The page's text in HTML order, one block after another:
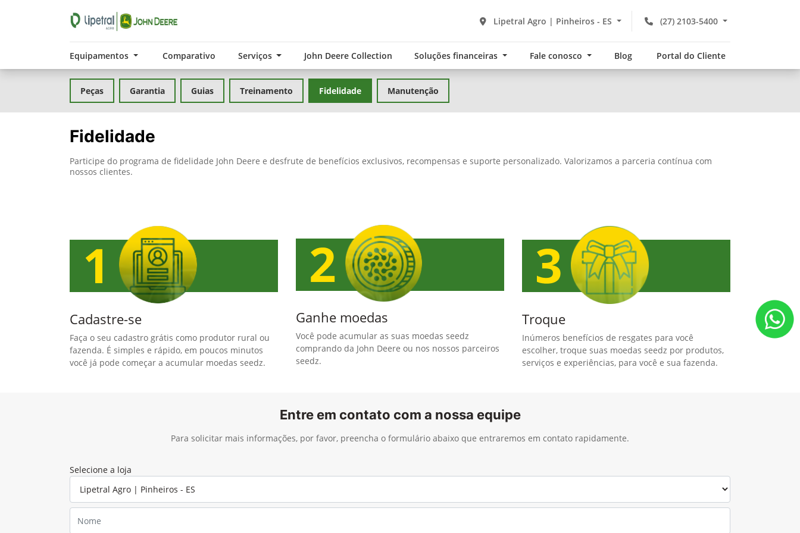
(27) 2103-5400
Lipetral Agro | Pinheiros - ES
Equipamentos Comparativo Serviços John Deere Collection Soluções financeiras Fale conosco Blog Portal do Cliente
Peças Garantia Guias Treinamento Fidelidade Manutenção
Fidelidade
Participe do programa de fidelidade John Deere e desfrute de benefícios exclusivos, recompensas e suporte personalizado. Valorizamos a parceria contínua com
nossos clientes.
Cadastre-se
Faça o seu cadastro grátis como produtor rural ou
fazenda. É simples e rápido, em poucos minutos
você já pode começar a acumular moedas seedz.
Ganhe moedas
Você pode acumular as suas moedas seedz
comprando da John Deere ou nos nossos parceiros
seedz.
Troque
Inúmeros benefícios de resgates para você
escolher, troque suas moedas seedz por produtos,
serviços e experiências, para você e sua fazenda.
Entre em contato com a nossa equipe
Para solicitar mais informações, por favor, preencha o formulário abaixo que entraremos em contato rapidamente.
Selecione a loja